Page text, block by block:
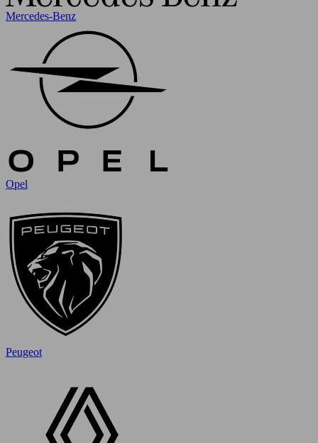
Mercedes-Benz
Opel
Peugeot